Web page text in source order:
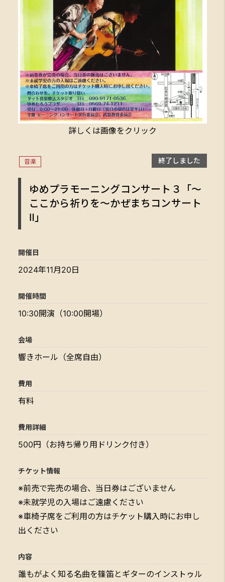
詳しくは画像をクリック
音楽 終了しました
ゆめプラモーニングコンサート３「～
ここから祈りを～かぜまちコンサート
Ⅱ」
開催日
2024年11月20日
開催時間
10:30開演（10:00開場）
会場
響きホール（全席自由）
費用
有料
費用詳細
500円（お持ち帰り用ドリンク付き）
チケット情報
※前売で完売の場合、当日券はございません
※未就学児の入場はご遠慮ください
※車椅子席をご利用の方はチケット購入時にお申し
出ください
内容
誰もがよく知る名曲を篠笛とギターのインストゥル